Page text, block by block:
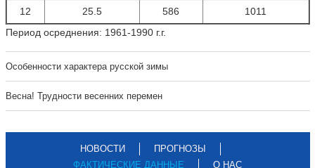
12 25.5 586
1011
Период осреднения: 1961-1990 г.г.
Особенности характера русской зимы
Весна! Трудности весенних перемен
НОВОСТИ
ПРОГНОЗЫ
ФАКТИЧЕСКИЕ ДАННЫЕ
О НАС